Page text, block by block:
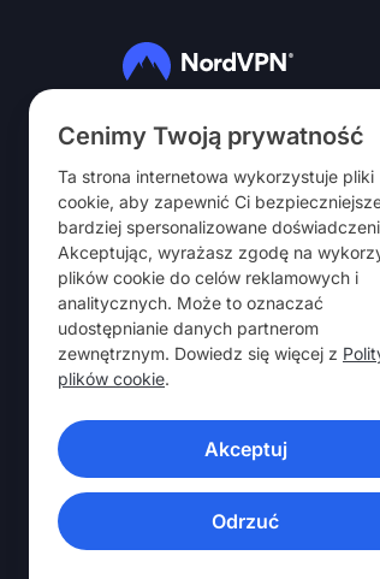
Cenimy Twoją prywatność
Ta strona internetowa wykorzystuje pliki
cookie, aby zapewnić Ci
bardziej spersonalizowane
Akceptując, wyrażasz zgodę na
plików cookie do celów reklamowych i
analitycznych. Może to oznaczać
udostępnianie danych partnerom
zewnętrznym. Dowiedz się więcej z
plików cookie.
Akceptuj
Odrzuć
Obserwuj nas
NordVPN
O nas
Kariera
Okres próbny
Routery VPN
Opinie
Zniżka dla pracowników i
Gdzie kupić
Poleć znajomemu
APLIKACJE VPN